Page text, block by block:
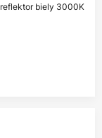
biely 3000K